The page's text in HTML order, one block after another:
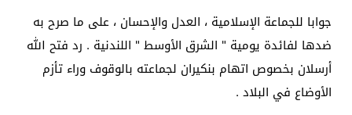
جوابا للجماعة الإسلامية ، العدل والإحسان ، على ما صرح به
ضدها لفائدة يومية " الشرق الأوسط " اللندنية . رد فتح الله
أرسلان بخصوص اتهام بنكيران لجماعته بالوقوف وراء تأزم
الأوضاع في البلاد .